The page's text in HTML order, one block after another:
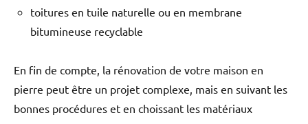
toitures en tuile naturelle ou en membrane
bitumineuse recyclable
En fin de compte, la rénovation de votre maison en
pierre peut être un projet complexe, mais en suivant les
bonnes procédures et en choissant les matériaux